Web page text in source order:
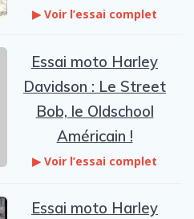
▶ Voir l’essai complet
Essai moto Harley
Davidson : Le Street
Bob, le Oldschool
Américain !
▶ Voir l’essai complet
Essai moto Harley